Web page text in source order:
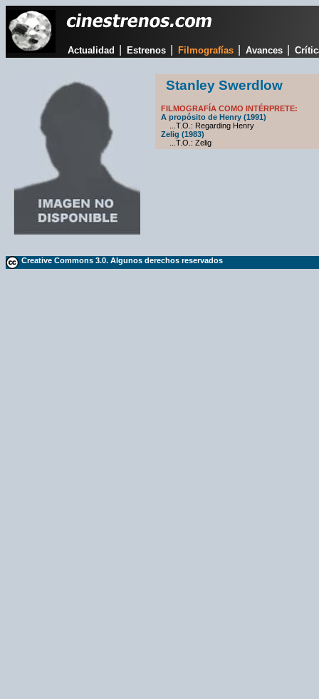
Actualidad Estrenos Filmografías Avances
Stanley Swerdlow
FILMOGRAFÍA COMO INTÉRPRETE:
A propósito de Henry (1991)
...T.O.: Regarding Henry
Zelig (1983)
...T.O.: Zelig
Creative Commons 3.0. Algunos derechos reservados